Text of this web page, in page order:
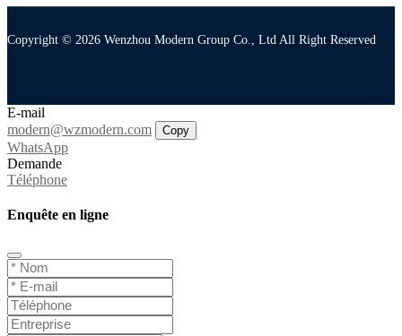
Copyright © 2026 Wenzhou Modern Group Co., Ltd All Right Reserved
E-mail
modern@wzmodern.com
Copy
WhatsApp
Demande
Téléphone
Enquête en ligne